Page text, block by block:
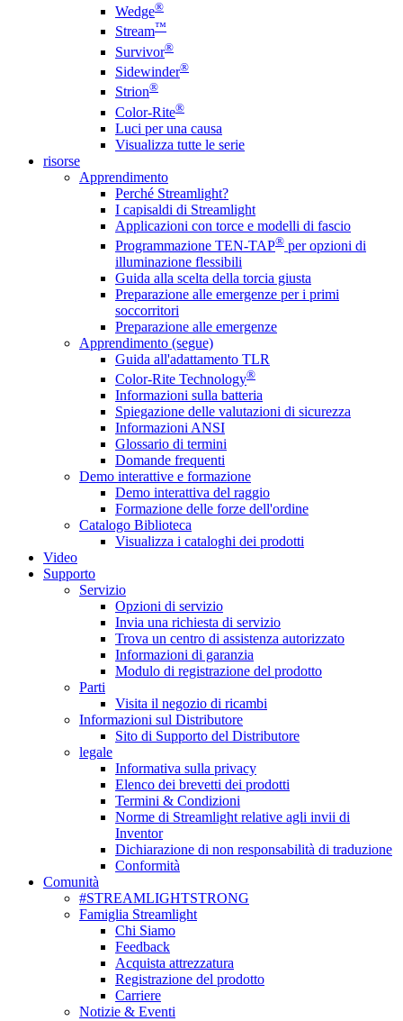
Wedge®
Stream™
Survivor®
Sidewinder®
Strion®
Color-Rite®
Luci per una causa
Visualizza tutte le serie
risorse
Apprendimento
Perché Streamlight?
I capisaldi di Streamlight
Applicazioni con torce e modelli di fascio
Programmazione TEN-TAP® per opzioni di
illuminazione flessibili
Guida alla scelta della torcia giusta
Preparazione alle emergenze per i primi
soccorritori
Preparazione alle emergenze
Apprendimento (segue)
Guida all'adattamento TLR
Color-Rite Technology®
Informazioni sulla batteria
Spiegazione delle valutazioni di sicurezza
Informazioni ANSI
Glossario di termini
Domande frequenti
Demo interattive e formazione
Demo interattiva del raggio
Formazione delle forze dell'ordine
Catalogo Biblioteca
Visualizza i cataloghi dei prodotti
Video
Supporto
Servizio
Opzioni di servizio
Invia una richiesta di servizio
Trova un centro di assistenza autorizzato
Informazioni di garanzia
Modulo di registrazione del prodotto
Parti
Visita il negozio di ricambi
Informazioni sul Distributore
Sito di Supporto del Distributore
legale
Informativa sulla privacy
Elenco dei brevetti dei prodotti
Termini & Condizioni
Norme di Streamlight relative agli invii di
Inventor
Dichiarazione di non responsabilità di traduzione
Conformità
Comunità
#STREAMLIGHTSTRONG
Famiglia Streamlight
Chi Siamo
Feedback
Acquista attrezzatura
Registrazione del prodotto
Carriere
Notizie & Eventi